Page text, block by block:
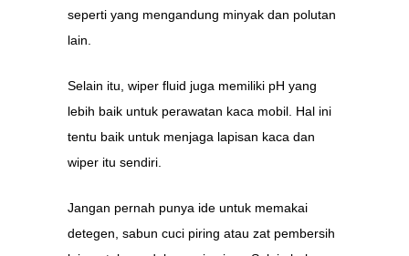
seperti yang mengandung minyak dan polutan
lain.
Selain itu, wiper fluid juga memiliki pH yang
lebih baik untuk perawatan kaca mobil. Hal ini
tentu baik untuk menjaga lapisan kaca dan
wiper itu sendiri.
Jangan pernah punya ide untuk memakai
detegen, sabun cuci piring atau zat pembersih